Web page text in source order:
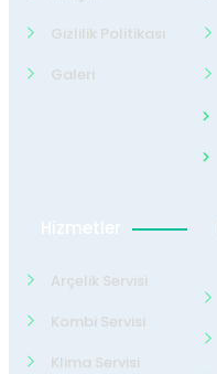
Gizlilik Politikası
Galeri
Hizmetler
Arçelik Servisi
Kombi Servisi
Klima Servisi